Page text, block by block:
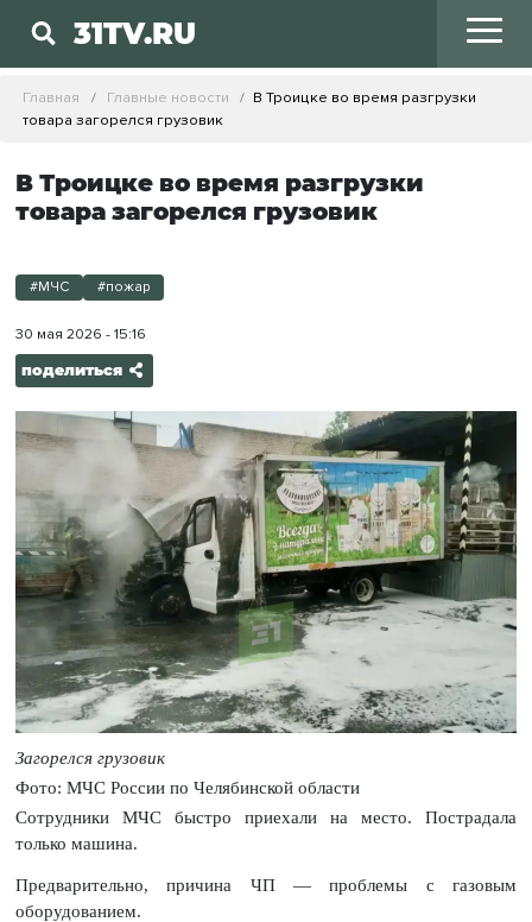
31TV.RU
Главная Главные новости
В Троицке во время разгрузки
товара загорелся грузовик
В Троицке во время разгрузки
товара загорелся грузовик
#МЧС #пожар
30 мая 2026 - 15:16
поделиться
Загорелся грузовик
Фото: МЧС России по Челябинской области
Сотрудники МЧС быстро приехали на место. Пострадала
только машина.
Предварительно, причина ЧП — проблемы с газовым
оборудованием.